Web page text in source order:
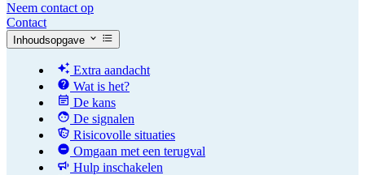
Neem contact op
Contact
Inhoudsopgave
Extra aandacht
Wat is het?
De kans
De signalen
Risicovolle situaties
Omgaan met een terugval
Hulp inschakelen